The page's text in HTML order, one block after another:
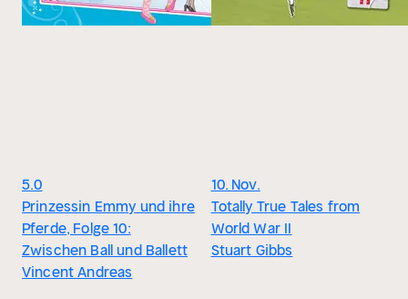
5.0
Prinzessin Emmy und ihre
Pferde, Folge 10:
Zwischen Ball und Ballett
Vincent Andreas
10. Nov.
Totally True Tales from
World War II
Stuart Gibbs